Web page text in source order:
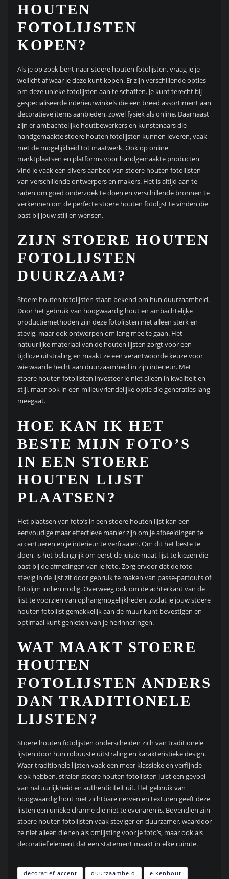
HOUTEN
FOTOLIJSTEN
KOPEN?
Als je op zoek bent naar stoere houten fotolijsten, vraag je je
wellicht af waar je deze kunt kopen. Er zijn verschillende opties
om deze unieke fotolijsten aan te schaffen. Je kunt terecht bij
gespecialiseerde interieurwinkels die een breed assortiment aan
decoratieve items aanbieden, zowel fysiek als online. Daarnaast
zijn er ambachtelijke houtbewerkers en kunstenaars die
handgemaakte stoere houten fotolijsten kunnen leveren, vaak
met de mogelijkheid tot maatwerk. Ook op online
marktplaatsen en platforms voor handgemaakte producten
vind je vaak een divers aanbod van stoere houten fotolijsten
van verschillende ontwerpers en makers. Het is altijd aan te
raden om goed onderzoek te doen en verschillende bronnen te
verkennen om de perfecte stoere houten fotolijst te vinden die
past bij jouw stijl en wensen.
ZIJN STOERE HOUTEN
FOTOLIJSTEN
DUURZAAM?
Stoere houten fotolijsten staan bekend om hun duurzaamheid.
Door het gebruik van hoogwaardig hout en ambachtelijke
productiemethoden zijn deze fotolijsten niet alleen sterk en
stevig, maar ook ontworpen om lang mee te gaan. Het
natuurlijke materiaal van de houten lijsten zorgt voor een
tijdloze uitstraling en maakt ze een verantwoorde keuze voor
wie waarde hecht aan duurzaamheid in zijn interieur. Met
stoere houten fotolijsten investeer je niet alleen in kwaliteit en
stijl, maar ook in een milieuvriendelijke optie die generaties lang
meegaat.
HOE KAN IK HET
BESTE MIJN FOTO’S
IN EEN STOERE
HOUTEN LIJST
PLAATSEN?
Het plaatsen van foto’s in een stoere houten lijst kan een
eenvoudige maar effectieve manier zijn om je afbeeldingen te
accentueren en je interieur te verfraaien. Om dit het beste te
doen, is het belangrijk om eerst de juiste maat lijst te kiezen die
past bij de afmetingen van je foto. Zorg ervoor dat de foto
stevig in de lijst zit door gebruik te maken van passe-partouts of
fotolijm indien nodig. Overweeg ook om de achterkant van de
lijst te voorzien van ophangmogelijkheden, zodat je jouw stoere
houten fotolijst gemakkelijk aan de muur kunt bevestigen en
optimaal kunt genieten van je herinneringen.
WAT MAAKT STOERE
HOUTEN
FOTOLIJSTEN ANDERS
DAN TRADITIONELE
LIJSTEN?
Stoere houten fotolijsten onderscheiden zich van traditionele
lijsten door hun robuuste uitstraling en karakteristieke design.
Waar traditionele lijsten vaak een meer klassieke en verfijnde
look hebben, stralen stoere houten fotolijsten juist een gevoel
van natuurlijkheid en authenticiteit uit. Het gebruik van
hoogwaardig hout met zichtbare nerven en texturen geeft deze
lijsten een unieke charme die niet te evenaren is. Bovendien zijn
stoere houten fotolijsten vaak steviger en duurzamer, waardoor
ze niet alleen dienen als omlijsting voor je foto’s, maar ook als
decoratief element dat een statement maakt in elke ruimte.
decoratief accent duurzaamheid eikenhout